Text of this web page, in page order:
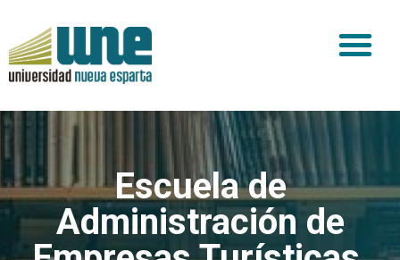
Escuela de
Administración de